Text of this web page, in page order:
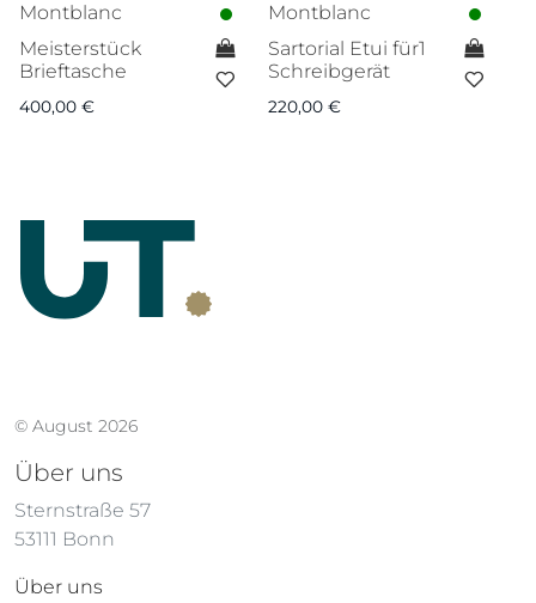
Montblanc
Meisterstück
Brieftasche
400,00 €
Montblanc
Sartorial Etui für1
Schreibgerät
220,00 €
© August 2026
Über uns
Sternstraße 57
53111 Bonn
Über uns